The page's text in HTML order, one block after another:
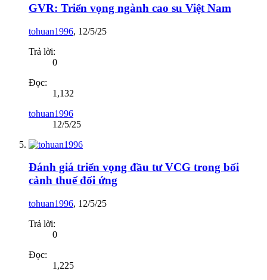
GVR: Triển vọng ngành cao su Việt Nam
tohuan1996, 12/5/25
Trả lời:
0
Đọc:
1,132
tohuan1996
12/5/25
Đánh giá triển vọng đầu tư VCG trong bối
cảnh thuế đối ứng
tohuan1996, 12/5/25
Trả lời:
0
Đọc:
1,225